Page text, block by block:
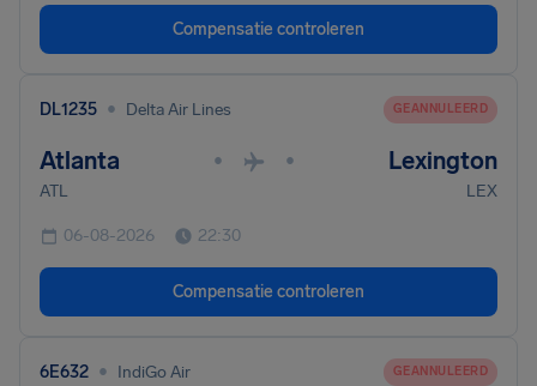
Compensatie controleren
DL1235 • Delta Air Lines GEANNULEERD
Atlanta • • Lexington
ATL LEX
06-08-2026 22:30
Compensatie controleren
6E632 • IndiGo Air GEANNULEERD